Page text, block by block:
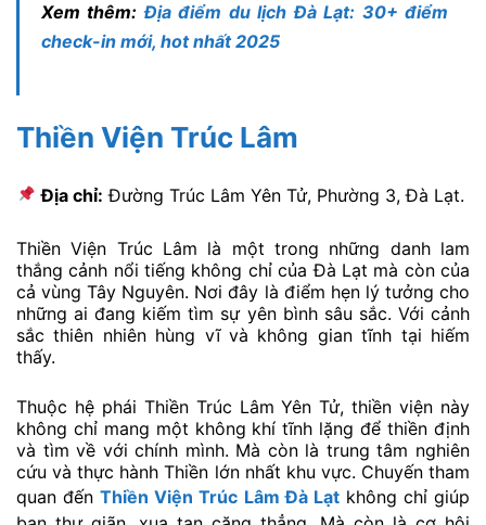
Xem thêm:Địa điểm du lịch Đà Lạt: 30+ điểm
check-in mới, hot nhất 2025
Thiền Viện Trúc Lâm
Địa chỉ: Đường Trúc Lâm Yên Tử, Phường 3, Đà Lạt.
Thiền Viện Trúc Lâm là một trong những danh lam
thắng cảnh nổi tiếng không chỉ của Đà Lạt mà còn của
cả vùng Tây Nguyên. Nơi đây là điểm hẹn lý tưởng cho
những ai đang kiếm tìm sự yên bình sâu sắc. Với cảnh
sắc thiên nhiên hùng vĩ và không gian tĩnh tại hiếm
thấy.
Thuộc hệ phái Thiền Trúc Lâm Yên Tử, thiền viện này
không chỉ mang một không khí tĩnh lặng để thiền định
và tìm về với chính mình. Mà còn là trung tâm nghiên
cứu và thực hành Thiền lớn nhất khu vực. Chuyến tham
quan đếnThiền Viện Trúc Lâm Đà Lạtkhông chỉ giúp